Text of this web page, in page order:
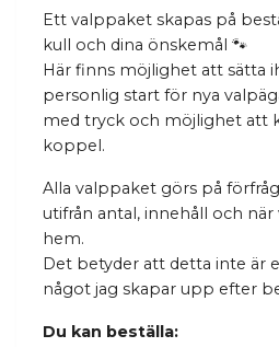
Ett valppaket skapas på
kull och dina önskemål 🐾
Här finns möjlighet att sätta
personlig start för nya
med tryck och möjlighet att
koppel.
Alla valppaket görs på
utifrån antal, innehåll och när
hem.
Det betyder att detta inte är
något jag skapar upp efter
Du kan beställa: